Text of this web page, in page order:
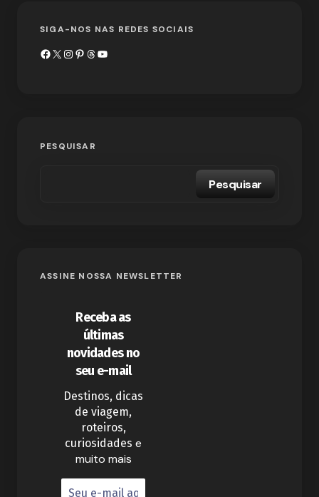
SIGA-NOS NAS REDES SOCIAIS
PESQUISAR
Pesquisar
ASSINE NOSSA NEWSLETTER
Receba as
últimas
novidades no
seu e-mail
Destinos, dicas
de viagem,
roteiros,
curiosidades e
muito mais